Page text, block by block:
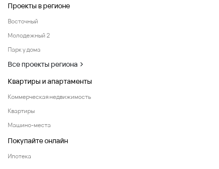
Проекты в регионе
Восточный
Молодежный 2
Парк у дома
Все проекты региона
Квартиры и апартаменты
Коммерческая недвижимость
Квартиры
Машино-места
Покупайте онлайн
Ипотека